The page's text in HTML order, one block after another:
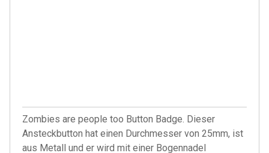
Zombies are people too Button Badge. Dieser
Ansteckbutton hat einen Durchmesser von 25mm, ist
aus Metall und er wird mit einer Bogennadel